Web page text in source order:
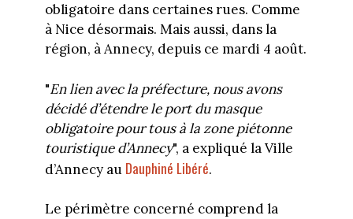
obligatoire dans certaines rues. Comme
à Nice désormais. Mais aussi, dans la
région, à Annecy, depuis ce mardi 4 août.
"En lien avec la préfecture, nous avons
décidé d’étendre le port du masque
obligatoire pour tous à la zone piétonne
touristique d’Annecy", a expliqué la Ville
d’Annecy au Dauphiné Libéré.
Le périmètre concerné comprend la